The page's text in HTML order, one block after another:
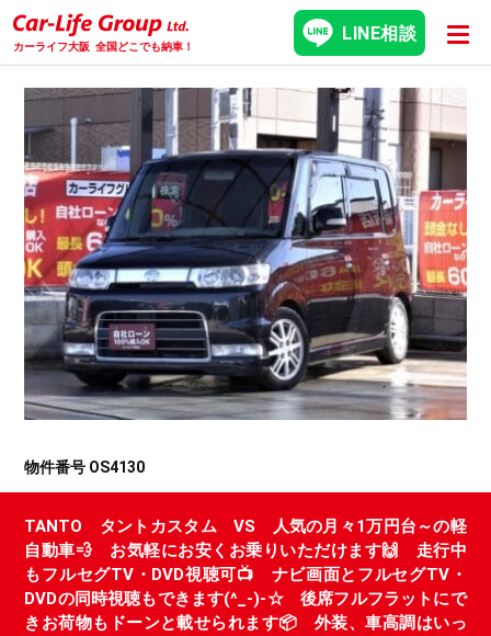
カーライフ大阪 全国どこでも納車！
LINE相談
物件番号 OS4130
TANTO タントカスタム VS 人気の月々1万円台～の軽
自動車💨 お気軽にお安くお乗りいただけます🙌 走行中
もフルセグTV・DVD視聴可📺 ナビ画面とフルセグTV・
DVDの同時視聴もできます(^_-)-☆ 後席フルフラットにで
きお荷物もドーンと載せられます📦 外装、車高調はいっ